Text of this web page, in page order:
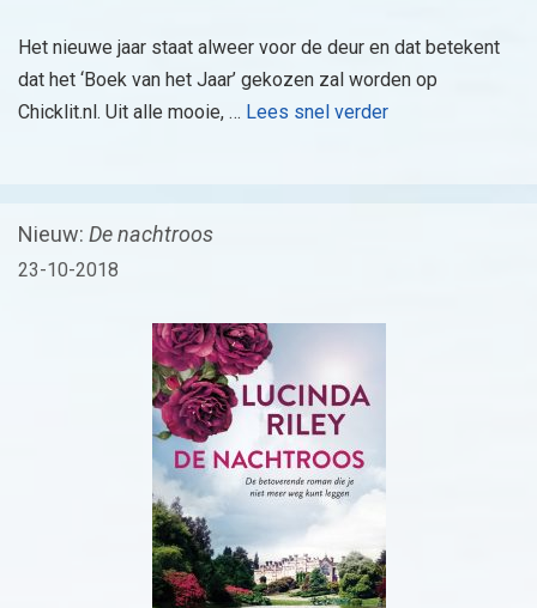
Het nieuwe jaar staat alweer voor de deur en dat betekent
dat het ‘Boek van het Jaar’ gekozen zal worden op
Chicklit.nl. Uit alle mooie, … Lees snel verder
Nieuw: De nachtroos
23-10-2018